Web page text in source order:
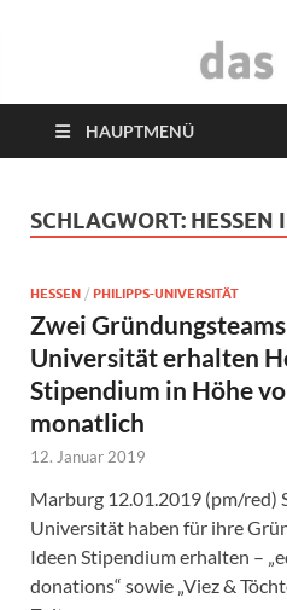
das
HAUPTMENÜ
SCHLAGWORT: HESSEN
HESSEN / PHILIPPS-UNIVERSITÄT
Zwei
Universität erhalten
Stipendium in Höhe
monatlich
12. Januar 2019
Marburg 12.01.2019 (pm/red)
Universität haben für ihre
Ideen Stipendium erhalten –
donations“ sowie „Viez &